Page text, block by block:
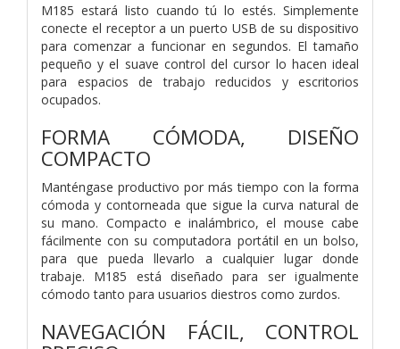
M185 estará listo cuando tú lo estés. Simplemente
conecte el receptor a un puerto USB de su dispositivo
para comenzar a funcionar en segundos. El tamaño
pequeño y el suave control del cursor lo hacen ideal
para espacios de trabajo reducidos y escritorios
ocupados.
FORMA CÓMODA, DISEÑO
COMPACTO
Manténgase productivo por más tiempo con la forma
cómoda y contorneada que sigue la curva natural de
su mano. Compacto e inalámbrico, el mouse cabe
fácilmente con su computadora portátil en un bolso,
para que pueda llevarlo a cualquier lugar donde
trabaje. M185 está diseñado para ser igualmente
cómodo tanto para usuarios diestros como zurdos.
NAVEGACIÓN FÁCIL, CONTROL